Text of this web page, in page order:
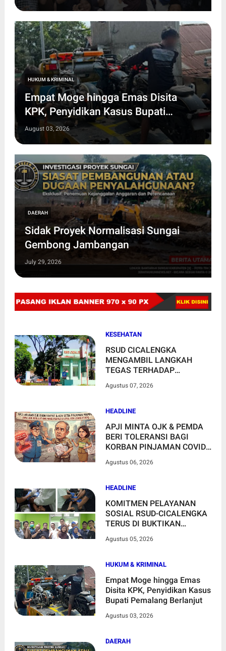
HUKUM & KRIMINAL
Empat Moge hingga Emas Disita
KPK, Penyidikan Kasus Bupati
Pemalang Berlanjut
August 03, 2026
DAERAH
Sidak Proyek Normalisasi Sungai
Gembong Jambangan
July 29, 2026
KESEHATAN
RSUD CICALENGKA
MENGAMBIL LANGKAH
TEGAS TERHADAP
PERAWAT BERINISIAL N
KOMENTAR TIDAK
Agustus 07, 2026
HEADLINE
APJI MINTA OJK & PEMDA
BERI TOLERANSI BAGI
KORBAN PINJAMAN COVID-
DAERAH
Agustus 06, 2026
HEADLINE
KOMITMEN PELAYANAN
SOSIAL RSUD-CICALENGKA
TERUS DI BUKTIKAN
Agustus 05, 2026
HUKUM & KRIMINAL
Empat Moge hingga Emas
Disita KPK, Penyidikan Kasus
Bupati Pemalang Berlanjut
Agustus 03, 2026
DAERAH